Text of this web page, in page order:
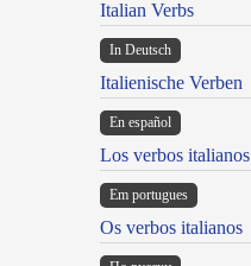
Italian Verbs
In Deutsch
Italienische Verben
En español
Los verbos italianos
Em portugues
Os verbos italianos